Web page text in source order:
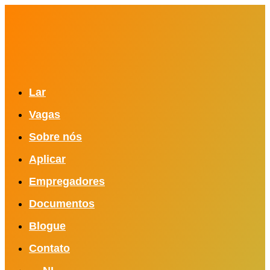
Lar
Vagas
Sobre nós
Aplicar
Empregadores
Documentos
Blogue
Contato